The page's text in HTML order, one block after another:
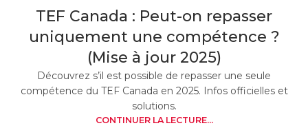
TEF Canada : Peut-on repasser
uniquement une compétence ?
(Mise à jour 2025)
Découvrez s’il est possible de repasser une seule
compétence du TEF Canada en 2025. Infos officielles et
solutions.
CONTINUER LA LECTURE...